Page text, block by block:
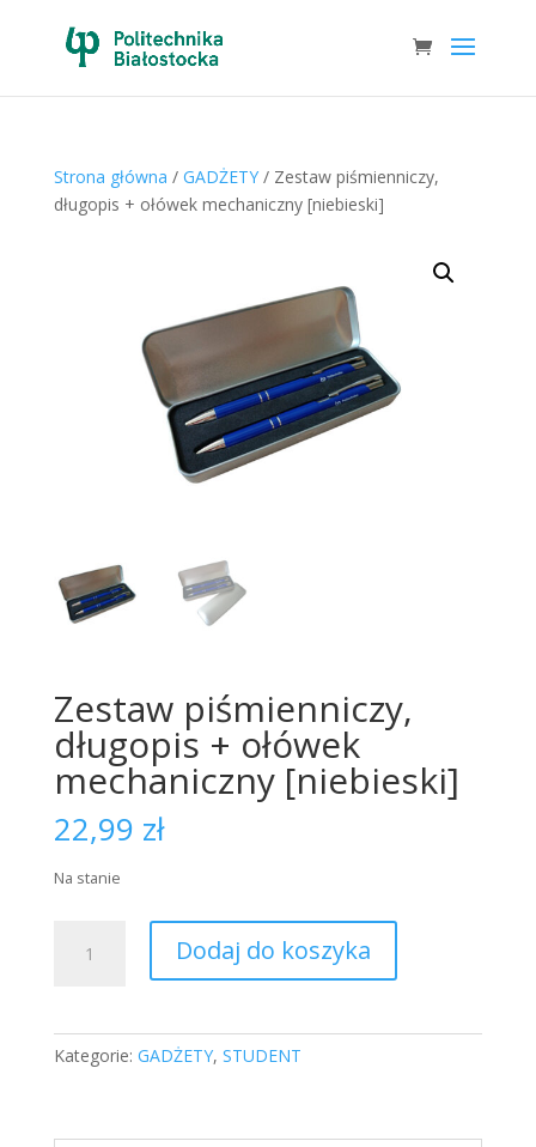
Strona główna / GADŻETY/ Zestaw piśmienniczy,
długopis + ołówek mechaniczny [niebieski]
Zestaw piśmienniczy,
długopis + ołówek
mechaniczny [niebieski]
22,99 zł
Na stanie
Zestaw
ołówek
Dodaj do koszyka
Kategorie: GADŻETY, STUDENT